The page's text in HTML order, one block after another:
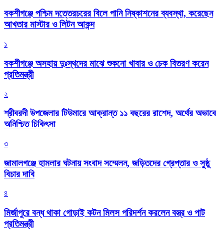
বকশীগঞ্জে পশ্চিম দত্তেরচরের বিলে পানি নিষ্কাশনের ব্যবস্থা, করেছেন
আখতার মাস্টার ও লিটন আকন্দ
১
বকশীগঞ্জে অসহায় দুঃস্থদের মাঝে শুকনো খাবার ও চেক বিতরণ করেন
প্রতিমন্ত্রী
২
শ্রীবরদী উপজেলার টিউমারে আক্রান্ত ১১ বছরের রাশেদ, অর্থের অভাবে
অনিশ্চিত চিকিৎসা
৩
জামালগঞ্জে হামলার ঘটনায় সংবাদ সম্মেলন, জড়িতদের গ্রেপ্তার ও সুষ্ঠু
বিচার দাবি
৪
মির্জাপুরে বন্ধ থাকা গোড়াই কটন মিলস পরিদর্শন করলেন বস্ত্র ও পাট
প্রতিমন্ত্রী